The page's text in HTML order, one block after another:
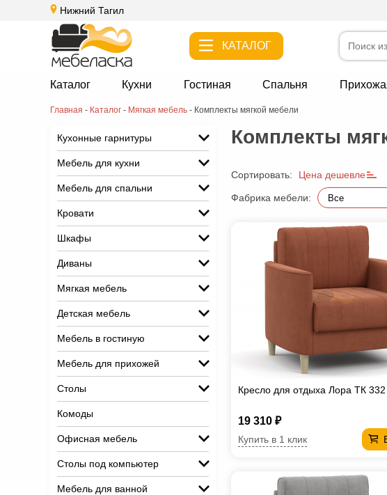
Нижний Тагил
КАТАЛОГ
Каталог Кухни Гостиная Спальня
Главная - Каталог - Мягкая мебель - Комплекты мягкой мебели
Кухонные гарнитуры
Мебель для кухни
Мебель для спальни
Кровати
Шкафы
Диваны
Мягкая мебель
Детская мебель
Мебель в гостиную
Мебель для прихожей
Столы
Комоды
Офисная мебель
Столы под компьютер
Мебель для ванной
Комплекты
Сортировать: Цена дешевле
Фабрика мебели:
Кресло для отдыха Лора ТК 332
19 310 ₽
Купить в 1 клик